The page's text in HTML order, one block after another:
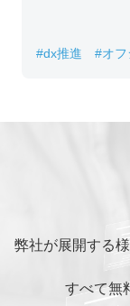
#dx推進 #オフ
弊社が展開する
すべて無